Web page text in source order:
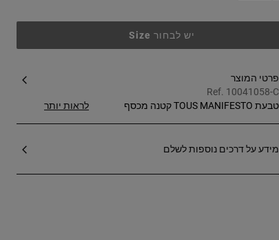
יש לבחור Size
פרטי המוצר
Ref. 10041058-C
טבעת TOUS MANIFESTO קטנה מכסף
לראות יותר
מידע על דרכים נוספות לשלם